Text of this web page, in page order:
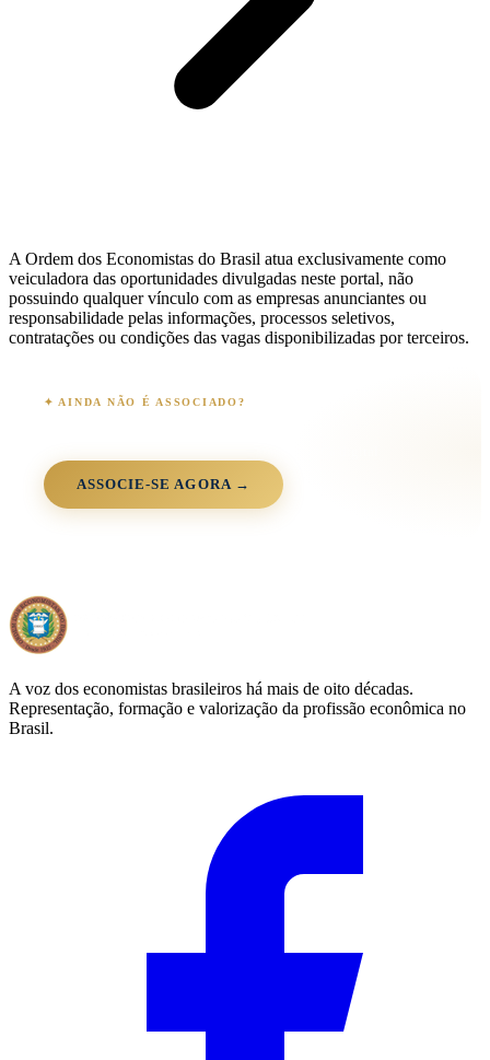
A Ordem dos Economistas do Brasil atua exclusivamente como
veiculadora das oportunidades divulgadas neste portal, não
possuindo qualquer vínculo com as empresas anunciantes ou
responsabilidade pelas informações, processos seletivos,
contratações ou condições das vagas disponibilizadas por terceiros.
✦ AINDA NÃO É ASSOCIADO?
ASSOCIE-SE AGORA →
A voz dos economistas brasileiros há mais de oito décadas.
Representação, formação e valorização da profissão econômica no
Brasil.